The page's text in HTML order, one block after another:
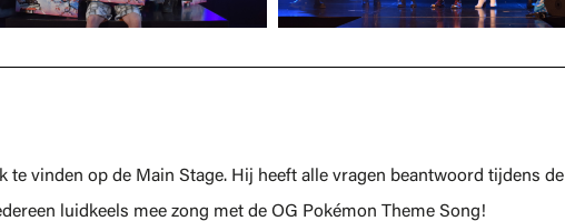
te vinden op de Main Stage. Hij heeft alle vragen beantwoord tijdens de
luidkeels mee zong met de OG Pokémon Theme Song!